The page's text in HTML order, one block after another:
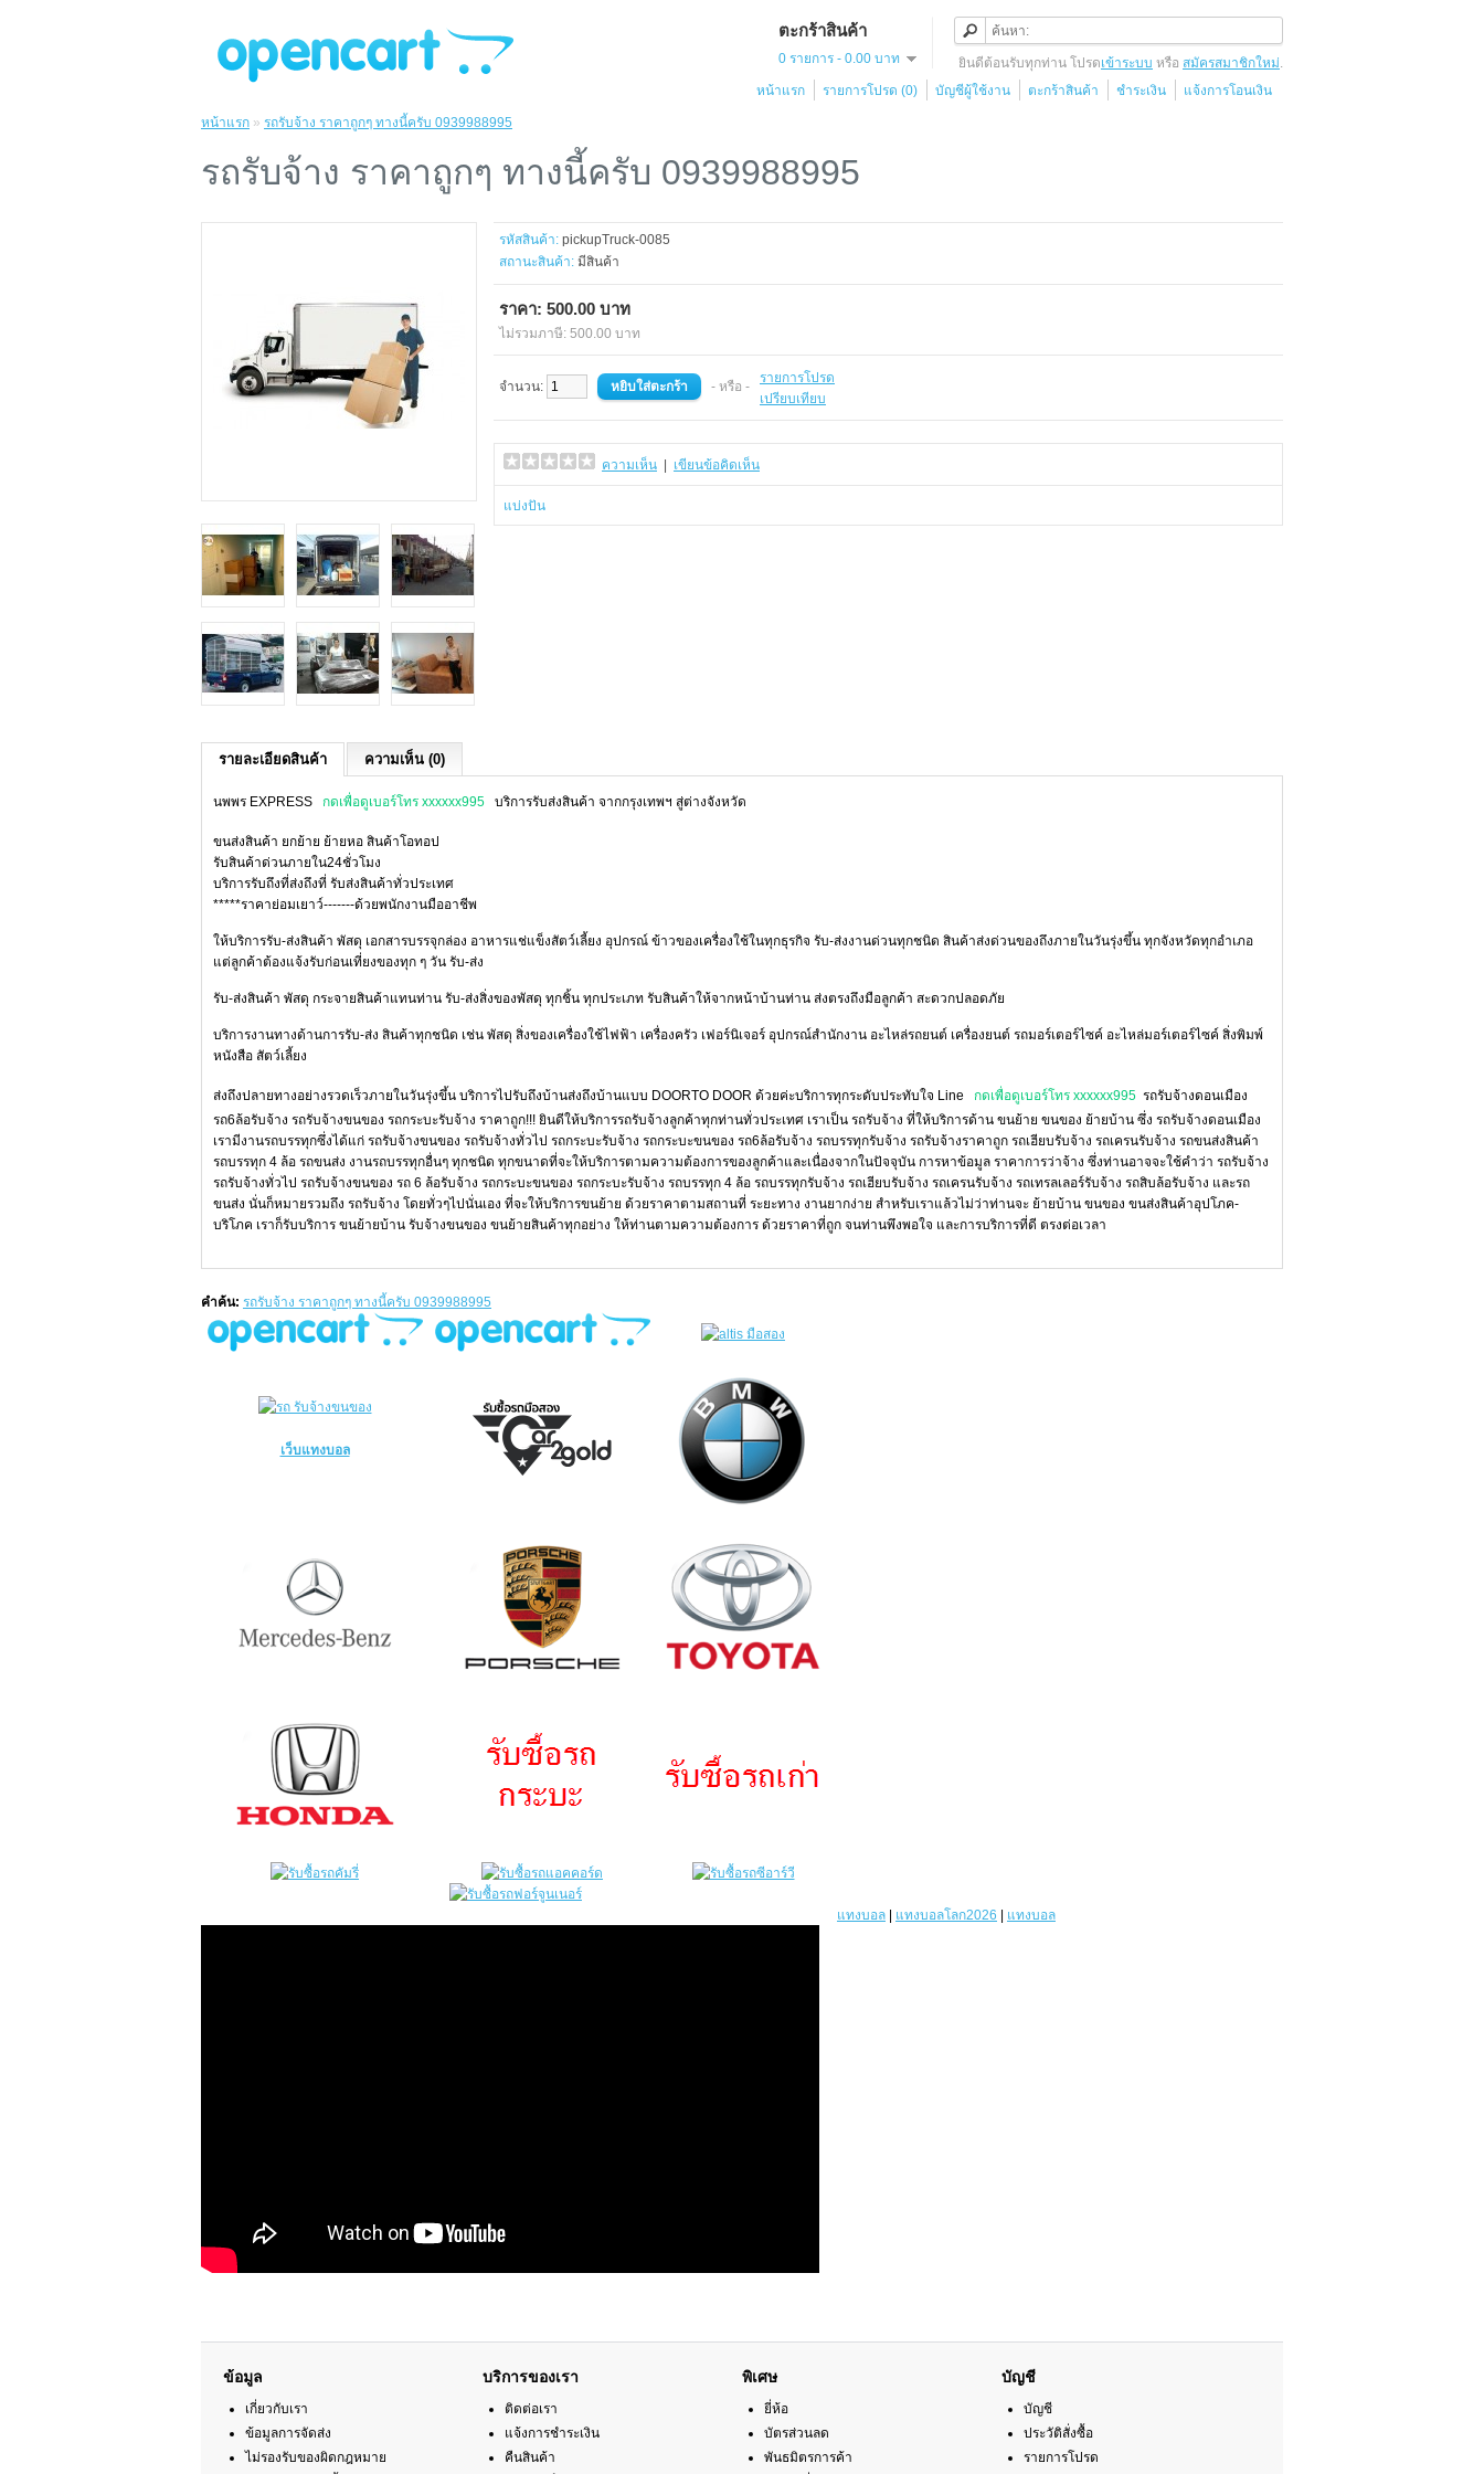
ตะกร้าสินค้า
0 รายการ - 0.00 บาท ยินดีต้อนรับทุกท่าน โปรดเข้าระบบ หรือ สมัครสมาชิกใหม่.
หน้าแรก
รายการโปรด (0) บัญชีผู้ใช้งาน ตะกร้าสินค้า ชำระเงิน แจ้งการโอนเงิน
หน้าแรก » รถรับจ้าง ราคาถูกๆ ทางนี้ครับ 0939988995
รถรับจ้าง ราคาถูกๆ ทางนี้ครับ 0939988995
รหัสสินค้า: pickupTruck-0085
สถานะสินค้า: มีสินค้า
ราคา: 500.00 บาท
ไม่รวมภาษี: 500.00 บาท
จำนวน: - หรือ -
รายการโปรด
เปรียบเทียบ
ความเห็น เขียนข้อคิดเห็น
แบ่งปัน
รายละเอียดสินค้า ความเห็น (0)
นพพร EXPRESS กดเพื่อดูเบอร์โทร xxxxxx995 บริการรับส่งสินค้า จากกรุงเทพฯ สู่ต่างจังหวัด
ขนส่งสินค้า ยกย้าย ย้ายหอ สินค้าโอทอป
รับสินค้าด่วนภายใน24ชั่วโมง
บริการรับถึงที่ส่งถึงที่ รับส่งสินค้าทั่วประเทศ
*****ราคาย่อมเยาว์-------ด้วยพนักงานมืออาชีพ
ให้บริการรับ-ส่งสินค้า พัสดุ เอกสารบรรจุกล่อง อาหารแช่แข็งสัตว์เลี้ยง อุปกรณ์ ข้าวของเครื่องใช้ในทุกธุรกิจ รับ-ส่งงานด่วนทุกชนิด สินค้าส่งด่วนของถึงภายในวันรุ่งขึ้น ทุกจังหวัดทุกอำเภอ
แต่ลูกค้าต้องแจ้งรับก่อนเที่ยงของทุก ๆ วัน รับ-ส่ง
รับ-ส่งสินค้า พัสดุ กระจายสินค้าแทนท่าน รับ-ส่งสิ่งของพัสดุ ทุกชิ้น ทุกประเภท รับสินค้าให้จากหน้าบ้านท่าน ส่งตรงถึงมือลูกค้า สะดวกปลอดภัย
บริการงานทางด้านการรับ-ส่ง สินค้าทุกชนิด เช่น พัสดุ สิ่งของเครื่องใช้ไฟฟ้า เครื่องครัว เฟอร์นิเจอร์ อุปกรณ์สำนักงาน อะไหล่รถยนต์ เครื่องยนต์ รถมอร์เตอร์ไซค์ อะไหล่มอร์เตอร์ไซค์ สิ่งพิมพ์
หนังสือ สัตว์เลี้ยง
ส่งถึงปลายทางอย่างรวดเร็วภายในวันรุ่งขึ้น บริการไปรับถึงบ้านส่งถึงบ้านแบบ DOORTO DOOR ด้วยค่ะบริการทุกระดับประทับใจ Line กดเพื่อดูเบอร์โทร xxxxxx995 รถรับจ้างดอนเมือง
รถ6ล้อรับจ้าง รถรับจ้างขนของ รถกระบะรับจ้าง ราคาถูก!!! ยินดีให้บริการรถรับจ้างลูกค้าทุกท่านทั่วประเทศ เราเป็น รถรับจ้าง ที่ให้บริการด้าน ขนย้าย ขนของ ย้ายบ้าน ซึ่ง รถรับจ้างดอนเมือง
เรามีงานรถบรรทุกซึ่งได้แก่ รถรับจ้างขนของ รถรับจ้างทั่วไป รถกระบะรับจ้าง รถกระบะขนของ รถ6ล้อรับจ้าง รถบรรทุกรับจ้าง รถรับจ้างราคาถูก รถเฮียบรับจ้าง รถเครนรับจ้าง รถขนส่งสินค้า
รถบรรทุก 4 ล้อ รถขนส่ง งานรถบรรทุกอื่นๆ ทุกชนิด ทุกขนาดที่จะให้บริการตามความต้องการของลูกค้าและเนื่องจากในปัจจุบัน การหาข้อมูล ราคาการว่าจ้าง ซึ่งท่านอาจจะใช้คำว่า รถรับจ้าง
รถรับจ้างทั่วไป รถรับจ้างขนของ รถ 6 ล้อรับจ้าง รถกระบะขนของ รถกระบะรับจ้าง รถบรรทุก 4 ล้อ รถบรรทุกรับจ้าง รถเฮียบรับจ้าง รถเครนรับจ้าง รถเทรลเลอร์รับจ้าง รถสิบล้อรับจ้าง และรถ
ขนส่ง นั่นก็หมายรวมถึง รถรับจ้าง โดยทั่วๆไปนั่นเอง ที่จะให้บริการขนย้าย ด้วยราคาตามสถานที่ ระยะทาง งานยากง่าย สำหรับเราแล้วไม่ว่าท่านจะ ย้ายบ้าน ขนของ ขนส่งสินค้าอุปโภค-
บริโภค เราก็รับบริการ ขนย้ายบ้าน รับจ้างขนของ ขนย้ายสินค้าทุกอย่าง ให้ท่านตามความต้องการ ด้วยราคาที่ถูก จนท่านพึงพอใจ และการบริการที่ดี ตรงต่อเวลา
คำค้น: รถรับจ้าง ราคาถูกๆ ทางนี้ครับ 0939988995
เว็บแทงบอล
แทงบอล แทงบอลโลก2026 แทงบอล
ข้อมูล
เกี่ยวกับเรา
ข้อมูลการจัดส่ง
ไม่รองรับของผิดกฎหมาย
บริการของเรา
ติดต่อเรา
แจ้งการชำระเงิน
คืนสินค้า
พิเศษ
ยี่ห้อ
บัตรส่วนลด
พันธมิตรการค้า
บัญชี
บัญชี
ประวัติสั่งซื้อ
รายการโปรด